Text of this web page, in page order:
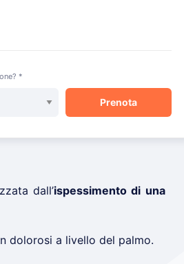
*
dall’ispessimento di una
dolorosi a livello del palmo.